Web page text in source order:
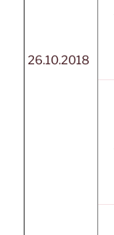
26.10.2018